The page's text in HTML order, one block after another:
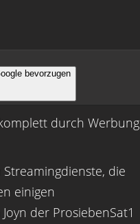
bevorzugen
durch Werbung
die
einigen
der ProsiebenSat1